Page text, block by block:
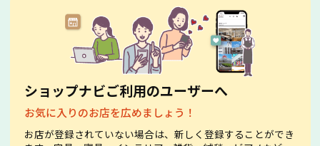
ショップナビご利用のユーザーへ
お気に入りのお店を広めましょう！
お店が登録されていない場合は、新しく登録することができ